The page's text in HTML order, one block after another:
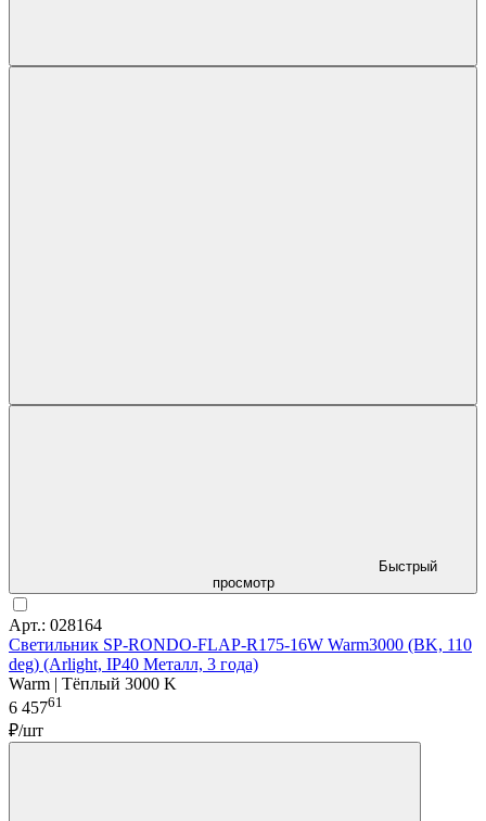
Быстрый
просмотр
Арт.: 028164
Светильник SP-RONDO-FLAP-R175-16W Warm3000 (BK, 110
deg) (Arlight, IP40 Металл, 3 года)
Warm | Тёплый 3000 K
6 45761
₽/шт